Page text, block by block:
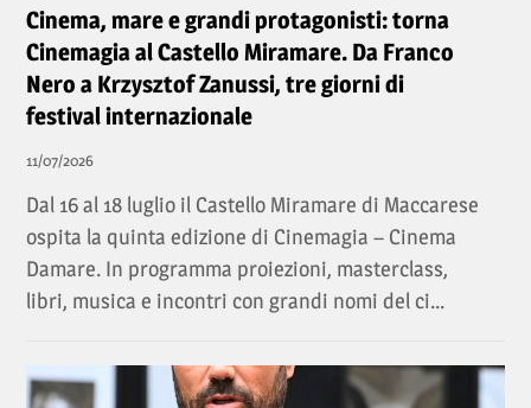
Cinema, mare e grandi protagonisti: torna
Cinemagia al Castello Miramare. Da Franco
Nero a Krzysztof Zanussi, tre giorni di
festival internazionale
11/07/2026
Dal 16 al 18 luglio il Castello Miramare di Maccarese
ospita la quinta edizione di Cinemagia – Cinema
Damare. In programma proiezioni, masterclass,
libri, musica e incontri con grandi nomi del ci...